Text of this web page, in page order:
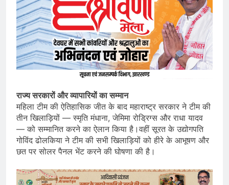
राज्य सरकारों और व्यापारियों का सम्मान
महिला टीम की ऐतिहासिक जीत के बाद महाराष्ट्र सरकार ने टीम की
तीन खिलाड़ियों — स्मृति मंधाना, जेमिमा रोड्रिग्स और राधा यादव
— को सम्मानित करने का ऐलान किया है।वहीं सूरत के उद्योगपति
गोविंद ढोलकिया ने टीम की सभी खिलाड़ियों को हीरे के आभूषण और
छत पर सोलर पैनल भेंट करने की घोषणा की है।